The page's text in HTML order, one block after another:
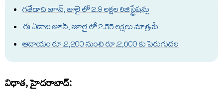
గతేడాది జూన్, జులై లో 2.9 లక్షల రిజిస్ట్రేషన్లు
ఈ ఏడాది జూన్, జూలై లో 2.55 లక్షలు మాత్రమే
ఆదాయం రూ.2,200 నుంచి రూ.2,600 కు పెరుగుదల
విధాత, హైదరాబాద్: